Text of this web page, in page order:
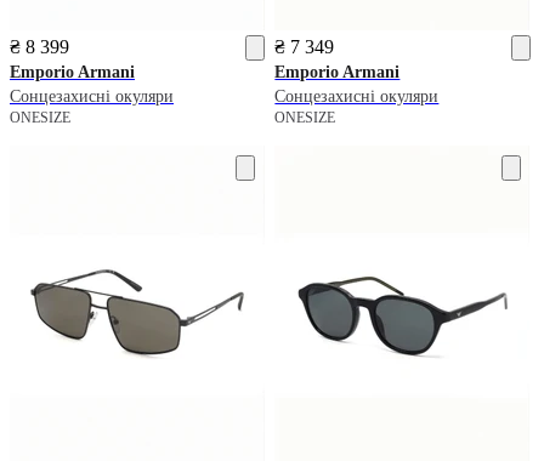
₴ 8 399
Emporio Armani
Сонцезахисні окуляри
ONESIZE
₴ 7 349
Emporio Armani
Сонцезахисні окуляри
ONESIZE